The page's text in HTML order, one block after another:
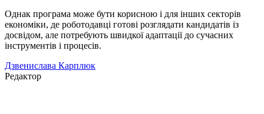
Однак програма може бути корисною і для інших секторів
економіки, де роботодавці готові розглядати кандидатів із
досвідом, але потребують швидкої адаптації до сучасних
інструментів і процесів.
Дзвенислава Карплюк
Редактор